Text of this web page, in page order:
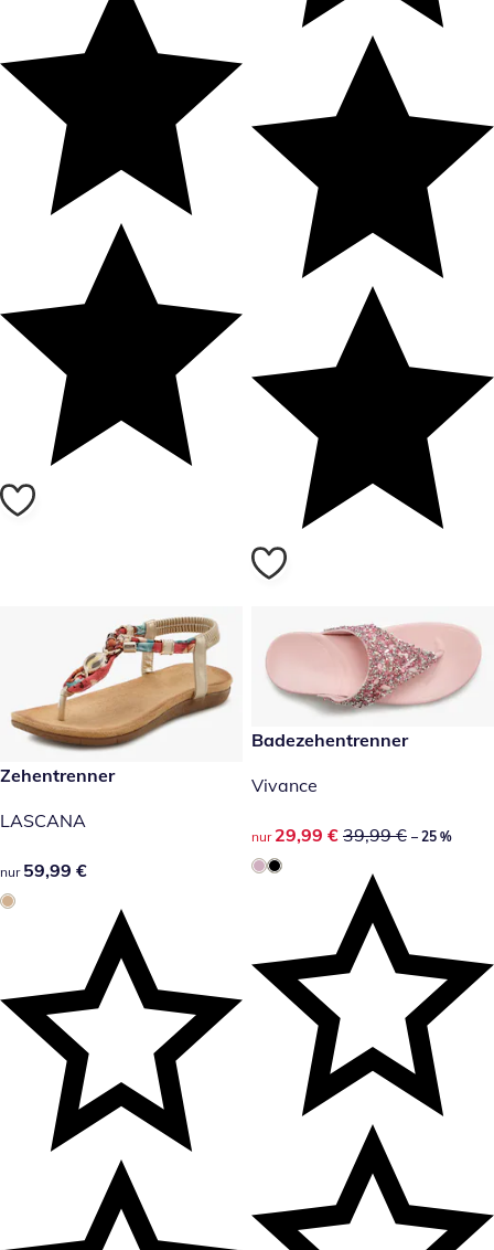
59,99 €
Zehentrenner
LASCANA
59,99 €
nur 59,99 €
reduzierter Preis 29,99 €,
-25 %
Badezehentrenner
Vivance
reduzierter Preis 29,99 €,
nur 29,99 € 39,99 € – 25 %